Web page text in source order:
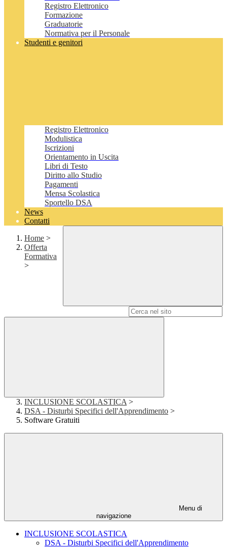
Registro Elettronico
Formazione
Graduatorie
Normativa per il Personale
Studenti e genitori
Registro Elettronico
Modulistica
Iscrizioni
Orientamento in Uscita
Libri di Testo
Diritto allo Studio
Pagamenti
Mensa Scolastica
Sportello DSA
News
Contatti
Home >
Offerta
Formativa
>
INCLUSIONE SCOLASTICA >
DSA - Disturbi Specifici dell'Apprendimento >
Software Gratuiti
Menu di
navigazione
INCLUSIONE SCOLASTICA
DSA - Disturbi Specifici dell'Apprendimento